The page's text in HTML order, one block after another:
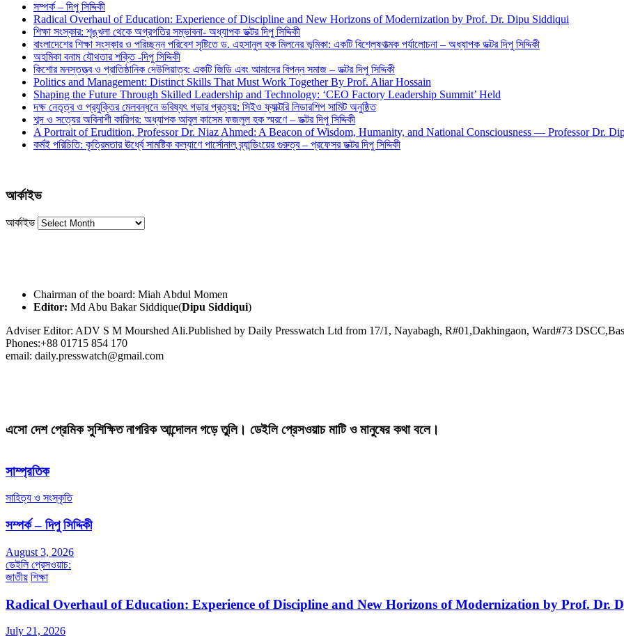
সম্পর্ক – দিপু সিদ্দিকী
Radical Overhaul of Education: Experience of Discipline and New Horizons of Modernization by Prof. Dr. Dipu Siddiqui
শিক্ষা সংস্কার: শৃঙ্খলা থেকে অগ্রগতির সম্ভাবনা- অধ্যাপক ডক্টর দিপু সিদ্দিকী
বাংলাদেশের শিক্ষা সংস্কার ও পরিচ্ছন্ন পরিবেশ সৃষ্টিতে ড. এহসানুল হক মিলনের ভূমিকা: একটি বিশ্লেষণাত্মক পর্যালোচনা – অধ্যাপক ডক্টর দিপু সিদ্দিকী
অহমিকা বনাম যৌথতার শক্তি -দিপু সিদ্দিকী
কিশোর মনস্তত্ত্ব ও প্রাতিষ্ঠানিক দেউলিয়াত্ব: একটি জিডি এবং আমাদের বিপন্ন সমাজ – ডক্টর দিপু সিদ্দিকী
Politics and Management: Distinct Skills That Must Work Together By Prof. Aliar Hossain
Shaping the Future Through Skilled Leadership and Technology: ‘CEO Factory Leadership Summit’ Held
দক্ষ নেতৃত্ব ও প্রযুক্তির মেলবন্ধনে ভবিষ্যৎ গড়ার প্রত্যয়: সিইও ফ্যাক্টরি লিডারশিপ সামিট অনুষ্ঠিত
শব্দ ও সত্যের অবিনাশী কারিগর: অধ্যাপক আবুল কাসেম ফজলুল হক স্মরণে – ডক্টর দিপু সিদ্দিকী
A Portrait of Erudition, Professor Dr. Niaz Ahmed: A Beacon of Wisdom, Humanity, and National Consciousness — Professor Dr.
কর্মই পরিচিতি: কৃত্রিমতার ঊর্ধ্বে সামষ্টিক কল্যাণে পার্সোনাল ব্র্যান্ডিংয়ের গুরুত্ব – প্রফেসর ডক্টর দিপু সিদ্দিকী
আর্কাইভ
আর্কাইভ
Chairman of the board: Miah Abdul Momen
Editor: Md Abu Bakar Siddique(Dipu Siddiqui)
Adviser Editor: ADV S M Mourshed Ali.Published by Daily Presswatch Ltd from 17/1, Nayabagh, R#01,Dakhingaon, Ward#73
Phones:+88 01715 854 170
email: daily.presswatch@gmail.com
এসো দেশ প্রেমিক সুশিক্ষিত নাগরিক আন্দোলন গড়ে তুলি। ডেইলি প্রেসওয়াচ মাটি ও মানুষের কথা বলে।
সাম্প্রতিক
সাহিত্য ও সংস্কৃতি
সম্পর্ক – দিপু সিদ্দিকী
August 3, 2026
ডেইলি প্রেসওয়াচ:
জাতীয় শিক্ষা
Radical Overhaul of Education: Experience of Discipline and New Horizons of Modernization by Prof. Dr.
July 21, 2026